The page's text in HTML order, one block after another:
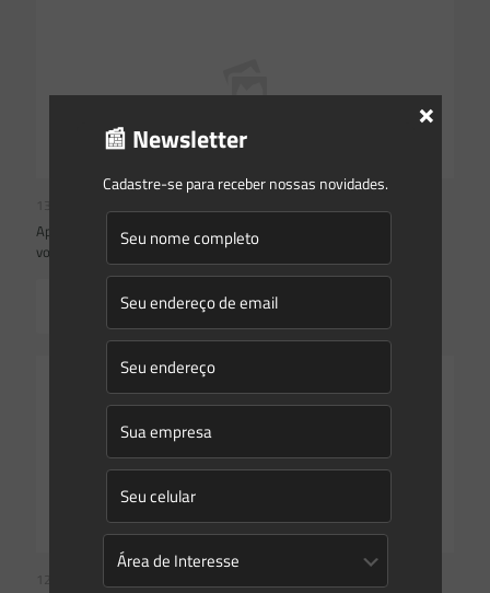
Aprovado texto-base do projeto sobre licenciamento ambiental;
votação continua na manhã desta quinta
Read more
12/05/2021
📰 Newsletter
Cadastre-se para receber nossas novidades.
×